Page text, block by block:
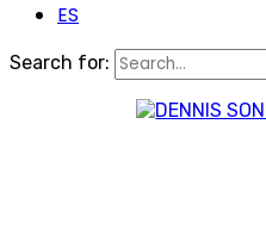
ES
Search for: